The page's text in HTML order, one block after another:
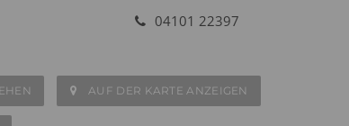
04101 22397
AUF DER KARTE ANZEIGEN